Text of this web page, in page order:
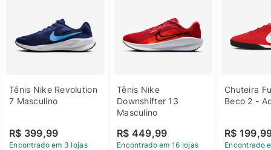
Tênis Nike Revolution
7 Masculino
R$ 399,99
Encontrado em 3 lojas
Tênis Nike
Downshifter 13
Masculino
R$ 449,99
Encontrado em 16 lojas
Chuteira
Beco 2 -
R$
Encontrado